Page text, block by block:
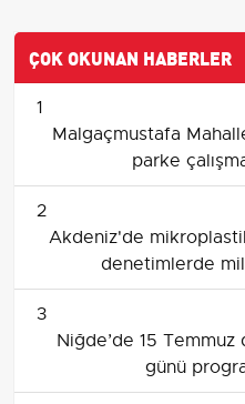
ÇOK OKUNAN HABERLER
1
Malgaçmustafa
parke
2
Akdeniz'de
denetimlerde
3
Niğde’de 15
günü